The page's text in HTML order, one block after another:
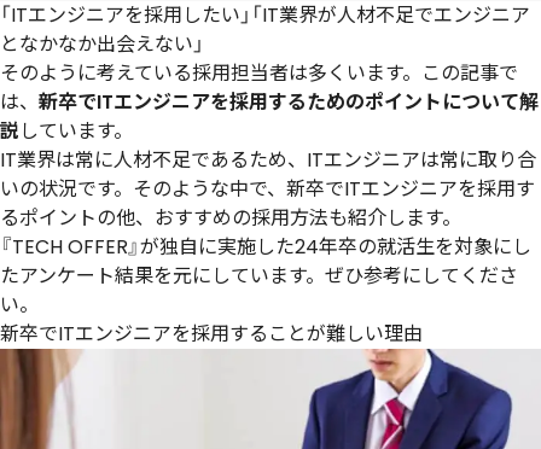
「ITエンジニアを採用したい」「IT業界が人材不足でエンジニア
となかなか出会えない」
そのように考えている採用担当者は多くいます。この記事で
は、 新卒でITエンジニアを採用するためのポイントについて解
説しています。
IT業界は常に人材不足であるため、ITエンジニアは常に取り合
いの状況です。そのような中で、新卒でITエンジニアを採用す
るポイントの他、おすすめの採用方法も紹介します。
『TECH OFFER』が独自に実施した24年卒の就活生を対象にし
たアンケート結果を元にしています。ぜひ参考にしてくださ
い。
新卒でITエンジニアを採用することが難しい理由